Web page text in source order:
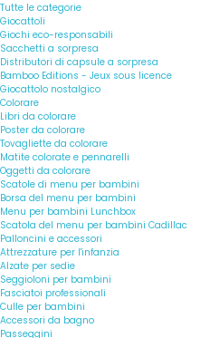
Tutte le categorie
Giocattoli
Giochi eco-responsabili
Sacchetti a sorpresa
Distributori di capsule a sorpresa
Bamboo Editions - Jeux sous licence
Giocattolo nostalgico
Colorare
Libri da colorare
Poster da colorare
Tovagliette da colorare
Matite colorate e pennarelli
Oggetti da colorare
Scatole di menu per bambini
Borsa del menu per bambini
Menu per bambini Lunchbox
Scatola del menu per bambini Cadillac
Palloncini e accessori
Attrezzature per l'infanzia
Alzate per sedie
Seggioloni per bambini
Fasciatoi professionali
Culle per bambini
Accessori da bagno
Passeggini